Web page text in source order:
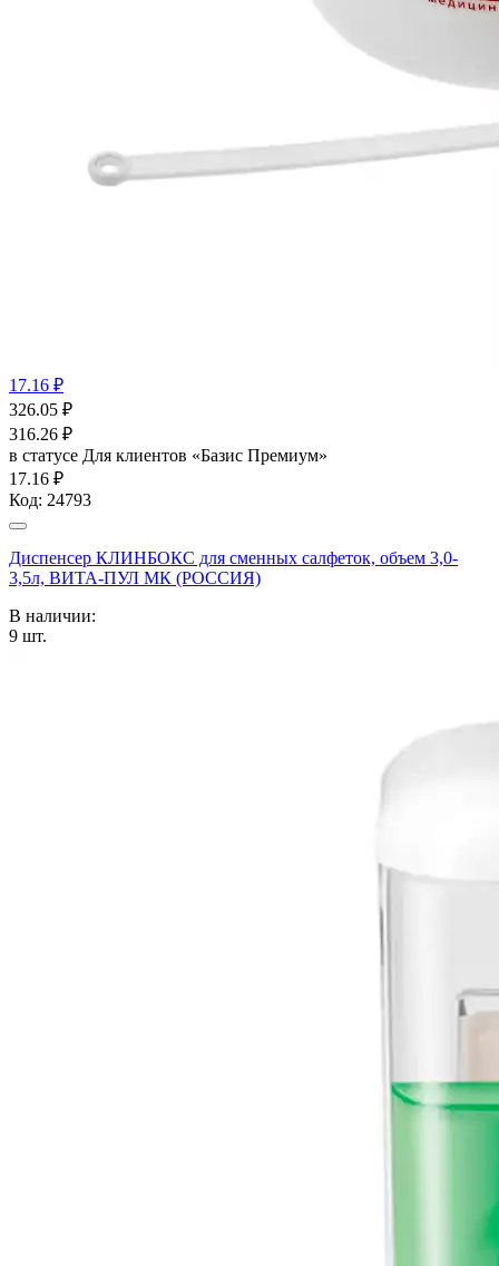
17.16 ₽
326.05 ₽
316.26 ₽
в статусе Для клиентов «Базис Премиум»
17.16 ₽
Код: 24793
Диспенсер КЛИНБОКС для сменных салфеток, объем 3,0-
3,5л, ВИТА-ПУЛ МК (РОССИЯ)
В наличии:
9 шт.